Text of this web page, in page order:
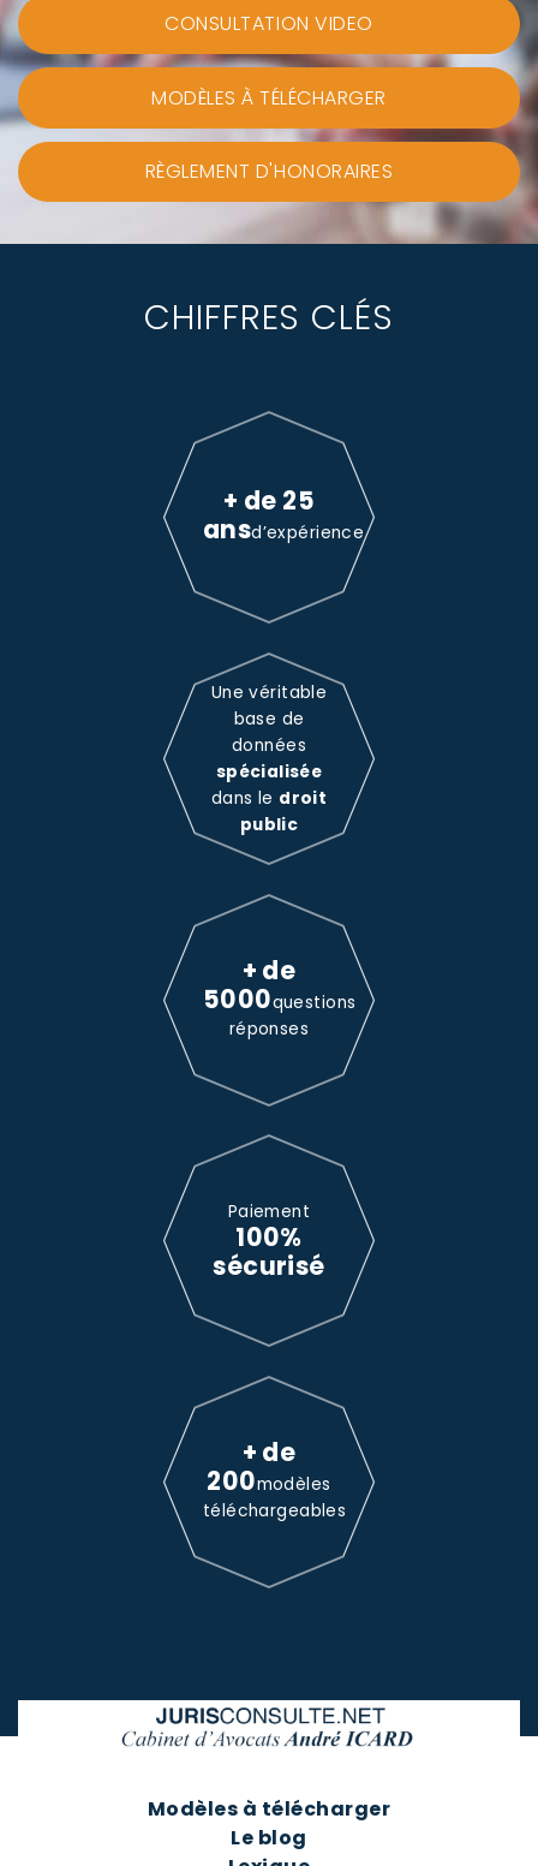
CONSULTATION VIDEO
MODÈLES À TÉLÉCHARGER
RÈGLEMENT D'HONORAIRES
CHIFFRES CLÉS
+ de 25
ansd’expérience
Une véritable
base de
données
spécialisée
dans le droit
public
+ de
5000questions
réponses
Paiement
100%
sécurisé
+ de
200modèles
téléchargeables
Modèles à télécharger
Le blog